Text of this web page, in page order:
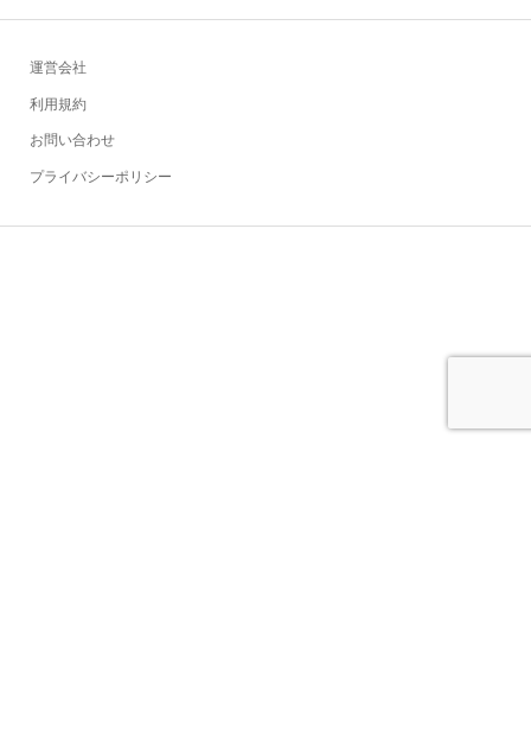
運営会社
利用規約
お問い合わせ
プライバシーポリシー